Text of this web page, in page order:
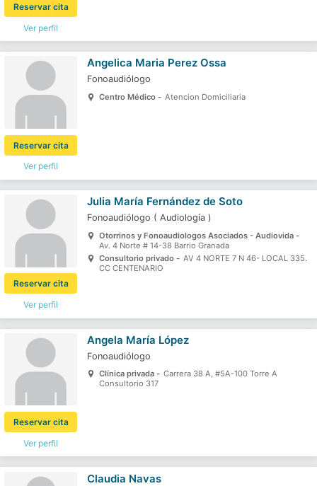
Ver perfil
Reservar cita
Ver perfil
Reservar cita
Angelica Maria Perez Ossa
Fonoaudiólogo
Centro Médico - Atencion Domiciliaria
Ver perfil
Reservar cita
Julia María Fernández de Soto
Fonoaudiólogo ( Audiología )
Otorrinos y Fonoaudiologos Asociados - Audiovida -
Av. 4 Norte # 14-38 Barrio Granada
Consultorio privado - AV 4 NORTE 7 N 46- LOCAL 335.
CC CENTENARIO
Ver perfil
Reservar cita
Angela María López
Fonoaudiólogo
Clínica privada - Carrera 38 A, #5A-100 Torre A
Consultorio 317
Claudia Navas